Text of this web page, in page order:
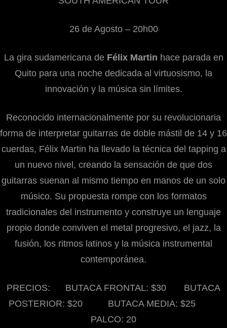
26 de Agosto – 20h00
La gira sudamericana de Félix Martin hace parada en
Quito para una noche dedicada al virtuosismo, la
innovación y la música sin límites.
Reconocido internacionalmente por su revolucionaria
forma de interpretar guitarras de doble mástil de 14 y 16
cuerdas, Félix Martin ha llevado la técnica del tapping a
un nuevo nivel, creando la sensación de que dos
guitarras suenan al mismo tiempo en manos de un solo
músico. Su propuesta rompe con los formatos
tradicionales del instrumento y construye un lenguaje
propio donde conviven el metal progresivo, el jazz, la
fusión, los ritmos latinos y la música instrumental
contemporánea.
PRECIOS: BUTACA FRONTAL: $30 BUTACA
POSTERIOR: $20 BUTACA MEDIA: $25
PALCO: 20